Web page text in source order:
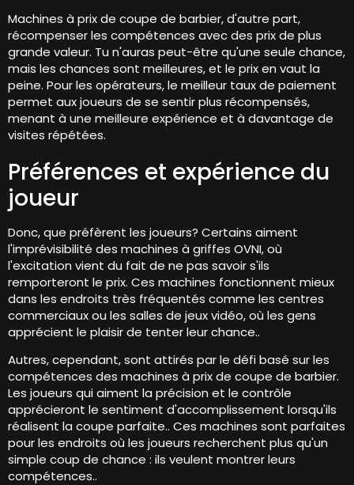
Machines à prix de coupe de barbier, d'autre part,
récompenser les compétences avec des prix de plus
grande valeur. Tu n'auras peut-être qu'une seule chance,
mais les chances sont meilleures, et le prix en vaut la
peine. Pour les opérateurs, le meilleur taux de paiement
permet aux joueurs de se sentir plus récompensés,
menant à une meilleure expérience et à davantage de
visites répétées.
Préférences et expérience du
joueur
Donc, que préfèrent les joueurs? Certains aiment
l'imprévisibilité des machines à griffes OVNI, où
l'excitation vient du fait de ne pas savoir s'ils
remporteront le prix. Ces machines fonctionnent mieux
dans les endroits très fréquentés comme les centres
commerciaux ou les salles de jeux vidéo, où les gens
apprécient le plaisir de tenter leur chance..
Autres, cependant, sont attirés par le défi basé sur les
compétences des machines à prix de coupe de barbier.
Les joueurs qui aiment la précision et le contrôle
apprécieront le sentiment d'accomplissement lorsqu'ils
réalisent la coupe parfaite.. Ces machines sont parfaites
pour les endroits où les joueurs recherchent plus qu'un
simple coup de chance : ils veulent montrer leurs
compétences..